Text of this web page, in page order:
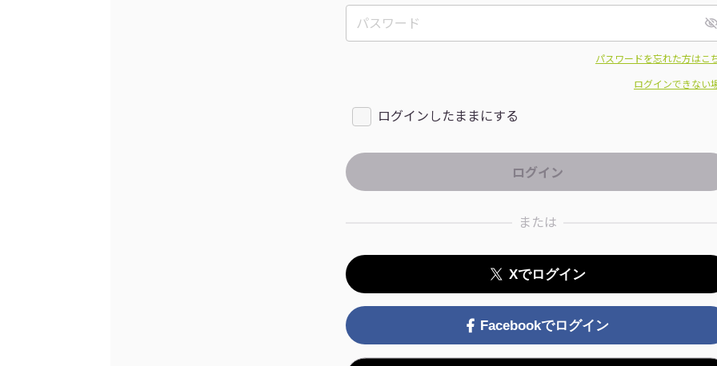
パスワードを忘れた方はこ
ログインできない
ログインしたままにする
または
Xでログイン
Facebookでログイン